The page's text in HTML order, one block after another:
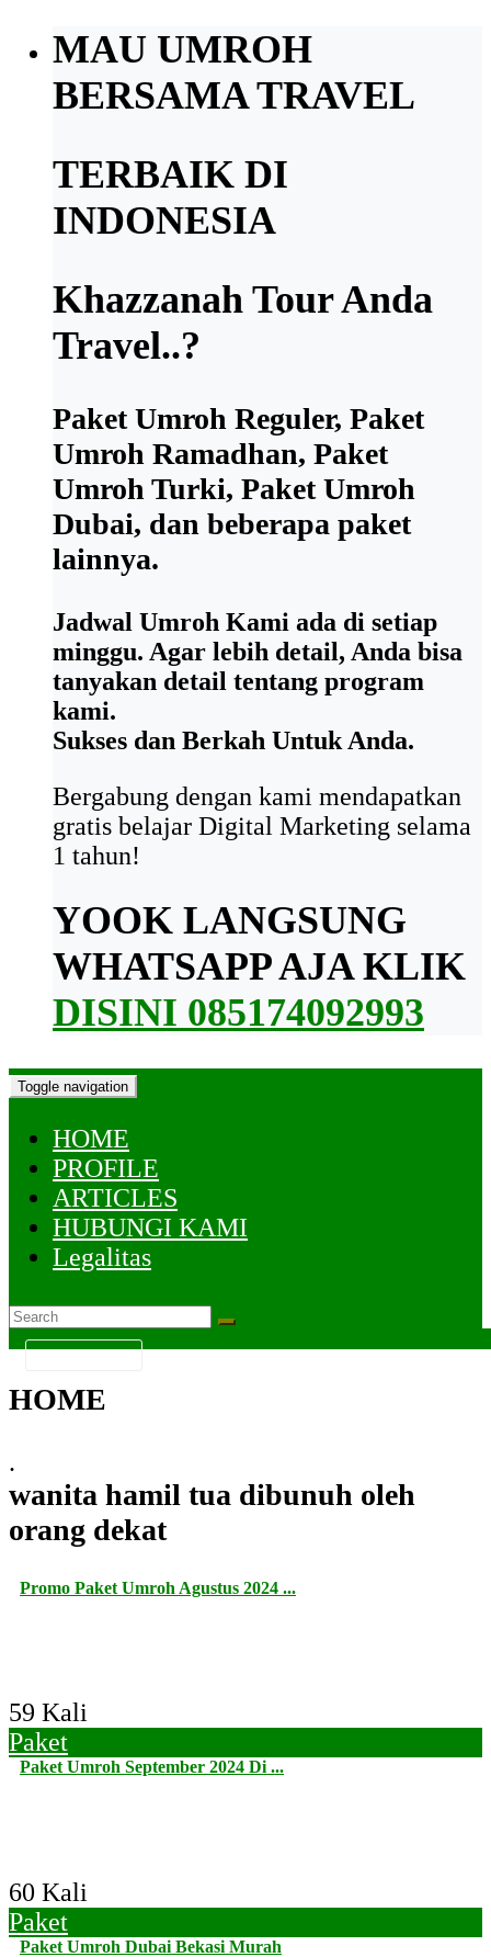
MAU UMROH
BERSAMA TRAVEL
TERBAIK DI
INDONESIA
Khazzanah Tour Anda
Travel..?
Paket Umroh Reguler, Paket
Umroh Ramadhan, Paket
Umroh Turki, Paket Umroh
Dubai, dan beberapa paket
lainnya.
Jadwal Umroh Kami ada di setiap
minggu. Agar lebih detail, Anda bisa
tanyakan detail tentang program
kami.
Sukses dan Berkah Untuk Anda.
Bergabung dengan kami mendapatkan
gratis belajar Digital Marketing selama
1 tahun!
YOOK LANGSUNG
WHATSAPP AJAKLIK
DISINI 085174092993
Toggle navigation
HOME
PROFILE
ARTICLES
HUBUNGI KAMI
Legalitas
KATEGORI
HOME
.
wanita hamil tua dibunuh oleh
orang dekat
Promo Paket Umroh Agustus 2024 ...
59 Kali
Paket
Paket Umroh September 2024 Di ...
60 Kali
Paket
Paket Umroh Dubai Bekasi Murah